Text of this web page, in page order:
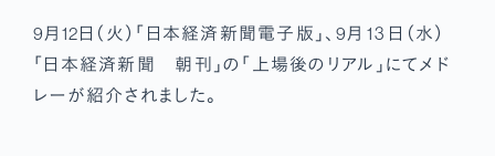
9月12日（火）「日本経済新聞電子版」、9月 13 日（水）
「日本経済新聞 朝刊」の「上場後のリアル」にてメド
レーが紹介されました。